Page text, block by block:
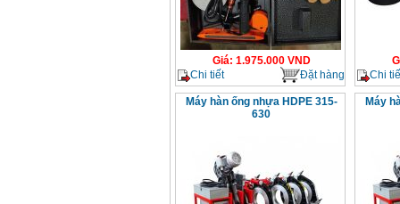
Giá: 1.975.000VND
Chi tiết
Đặt hàng
Chi
Máy hàn ống nhựa HDPE 315-
630
Máy